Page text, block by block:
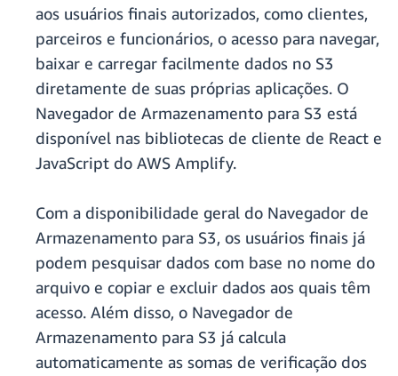
aos usuários finais autorizados, como clientes,
parceiros e funcionários, o acesso para navegar,
baixar e carregar facilmente dados no S3
diretamente de suas próprias aplicações. O
Navegador de Armazenamento para S3 está
disponível nas bibliotecas de cliente de React e
JavaScript do AWS Amplify.
Com a disponibilidade geral do Navegador de
Armazenamento para S3, os usuários finais já
podem pesquisar dados com base no nome do
arquivo e copiar e excluir dados aos quais têm
acesso. Além disso, o Navegador de
Armazenamento para S3 já calcula
automaticamente as somas de verificação dos